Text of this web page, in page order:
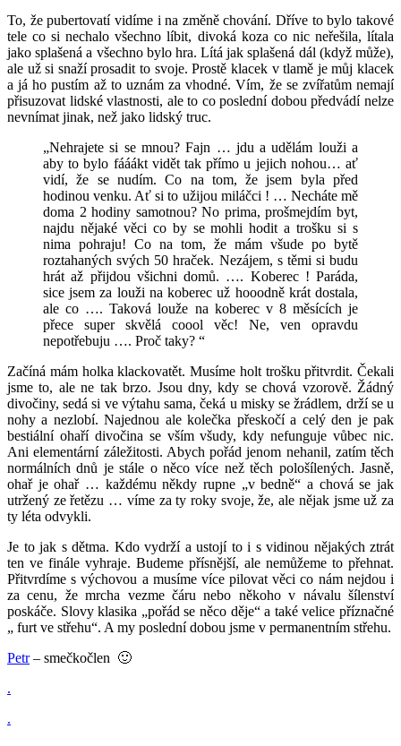
To, že pubertovatí vidíme i na změně chování. Dříve to bylo takové
tele co si nechalo všechno líbit, divoká koza co nic neřešila, lítala
jako splašená a všechno bylo hra. Lítá jak splašená dál (když může),
ale už si snaží prosadit to svoje. Prostě klacek v tlamě je můj klacek
a já ho pustím až to uznám za vhodné. Vím, že se zvířatům nemají
přisuzovat lidské vlastnosti, ale to co poslední dobou předvádí nelze
nevnímat jinak, než jako lidský truc.
„Nehrajete si se mnou? Fajn … jdu a udělám louži a
aby to bylo fááákt vidět tak přímo u jejich nohou… ať
vidí, že se nudím. Co na tom, že jsem byla před
hodinou venku. Ať si to užijou miláčci ! … Necháte mě
doma 2 hodiny samotnou? No prima, prošmejdím byt,
najdu nějaké věci co by se mohli hodit a trošku si s
nima pohraju! Co na tom, že mám všude po bytě
roztahaných svých 50 hraček. Nezájem, s těmi si budu
hrát až přijdou všichni domů. …. Koberec ! Paráda,
sice jsem za louži na koberec už hooodně krát dostala,
ale co …. Taková louže na koberec v 8 měsících je
přece super skvělá coool věc! Ne, ven opravdu
nepotřebuju …. Proč taky? “
Začíná mám holka klackovatět. Musíme holt trošku přitvrdit. Čekali
jsme to, ale ne tak brzo. Jsou dny, kdy se chová vzorově. Žádný
divočiny, sedá si ve výtahu sama, čeká u misky se žrádlem, drží se u
nohy a nezlobí. Najednou ale kolečka přeskočí a celý den je pak
bestiální ohaří divočina se vším všudy, kdy nefunguje vůbec nic.
Ani elementární záležitosti. Abych pořád jenom nehanil, zatím těch
normálních dnů je stále o něco více než těch pološílených. Jasně,
ohař je ohař … každému někdy rupne „v bedně“ a chová se jak
utržený ze řetězu … víme za ty roky svoje, že, ale nějak jsme už za
ty léta odvykli.
Je to jak s dětma. Kdo vydrží a ustojí to i s vidinou nějakých ztrát
ten ve finále vyhraje. Budeme přísnější, ale nemůžeme to přehnat.
Přitvrdíme s výchovou a musíme více pilovat věci co nám nejdou i
za cenu, že mrcha vezme čáru nebo někoho v návalu šílenství
poskáče. Slovy klasika „pořád se něco děje“ a také velice příznačné
„ furt ve střehu“. A my poslední dobou jsme v permanentním střehu.
Petr– smečkočlen 🙂
.
.